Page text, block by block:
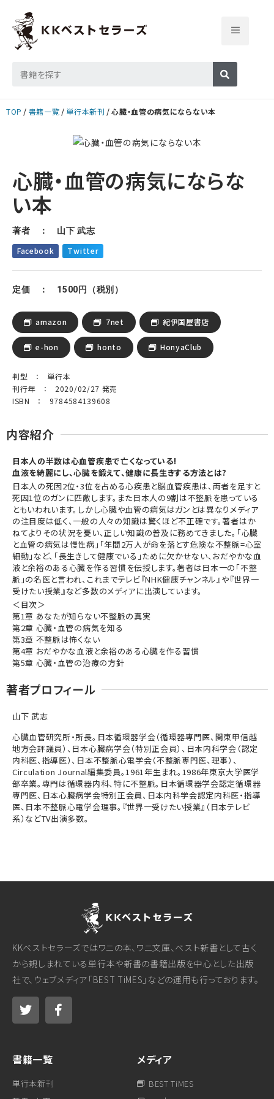
TOP 書籍一覧 単行本新刊 心臓・血管の病気にならない本
心臓・血管の病気にならな
い本
著者 ： 山下 武志
Facebook Twitter
定価 ： 1500円（税別）
amazon 7net 紀伊国屋書店
e-hon honto HonyaClub
判型 ： 単行本
刊行年 ： 2020/02/27 発売
ISBN ： 9784584139608
内容紹介
日本人の半数は心血管疾患で亡くなっている!
血液を綺麗にし、心臓を鍛えて、健康に長生きする方法とは?
日本人の死因2位・3位を占める心疾患と脳血管疾患は、両者を足すと
死因1位のガンに匹敵します。また日本人の9割は不整脈を患っている
ともいわれいます。しかし心臓や血管の病気はガンとは異なりメディア
の注目度は低く、一般の人々の知識は驚くほど不正確です。著者はか
ねてよりその状況を憂い、正しい知識の普及に務めてきました。「心臓
と血管の病気は慢性病」「年間2万人が命を落とす危険な不整脈=心室
細動」など、「長生きして健康でいる」ために欠かせない、おだやかな血
液と余裕のある心臓を作る習慣を伝授します。著者は日本一の「不整
脈」の名医と言われ、これまでテレビ『NHK健康チャンネル』や『世界一
受けたい授業』など多数のメディアに出演しています。
＜目次＞
第1章 あなたが知らない不整脈の真実
第2章 心臓・血管の病気を知る
第3章 不整脈は怖くない
第4章 おだやかな血液と余裕のある心臓を作る習慣
第5章 心臓・血管の治療の方針
著者プロフィール
山下 武志
心臓血管研究所・所長。日本循環器学会（循環器専門医、関東甲信越
地方会評議員）、日本心臓病学会（特別正会員）、日本内科学会（認定
内科医、指導医）、日本不整脈心電学会（不整脈専門医、理事）、
Circulation Journal編集委員。1961年生まれ。1986年東京大学医学
部卒業。専門は循環器内科、特に不整脈。日本循環器学会認定循環器
専門医、日本心臓病学会特別正会員、日本内科学会認定内科医・指導
医、日本不整脈心電学会理事。『世界一受けたい授業』（日本テレビ
系）などTV出演多数。
KKベストセラーズではワニの本、ワニ文庫、ベスト新書として古く
から親しまれている単行本や新書の書籍出版を中心とした出版
社で、ウェブメディア「BEST TiMES」などの運用も行っております。
書籍一覧
単行本新刊
メディア
BEST TiMES